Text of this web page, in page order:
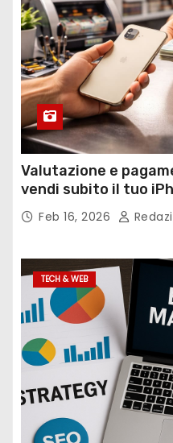
Valutazione e
vendi subito il tuo
Feb 16, 2026
TECH & WEB